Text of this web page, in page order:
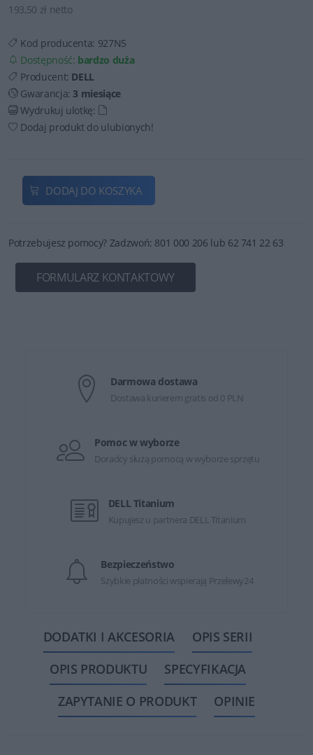
193,50 zł netto
Kod producenta: 927N5
Dostępność: bardzo duża
Producent: DELL
Gwarancja:3 miesiące
Wydrukuj ulotkę:
Dodaj produkt do ulubionych!
DODAJ DO KOSZYKA
Potrzebujesz pomocy? Zadzwoń: 801 000 206 lub 62 741 22 63
FORMULARZ KONTAKTOWY
Darmowa dostawa
Dostawa kurierem gratis od 0 PLN
Pomoc w wyborze
Doradcy służą pomocą w wyborze sprzętu
DELL Titanium
Kupujesz u partnera DELL Titanium
Bezpieczeństwo
Szybkie płatności wspierają Przelewy24
DODATKI I AKCESORIA
OPIS SERII
OPIS PRODUKTU
SPECYFIKACJA
ZAPYTANIE O PRODUKT
OPINIE